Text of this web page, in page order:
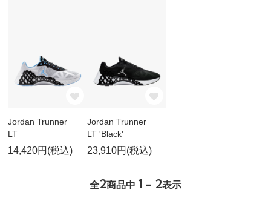
Jordan Trunner
LT
14,420円(税込)
Jordan Trunner
LT 'Black'
23,910円(税込)
全2商品中 1 - 2表示